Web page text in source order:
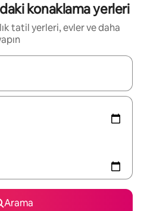
konaklama yerleri
tatil yerleri, evler ve daha
yukarı ve aşağı oklarıyla
Arama